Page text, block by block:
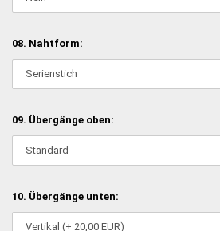
08. Nahtform:
09. Übergänge oben:
10. Übergänge unten: